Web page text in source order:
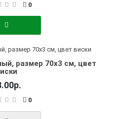
0
размер 70х3 см, цвет
0